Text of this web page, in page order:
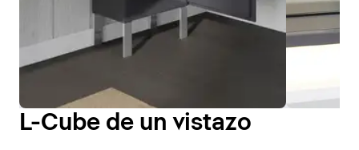
L-Cube de un vistazo